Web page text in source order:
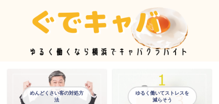
めんどくさい客の対処方
法
ゆるく働いてストレスを
減らそう